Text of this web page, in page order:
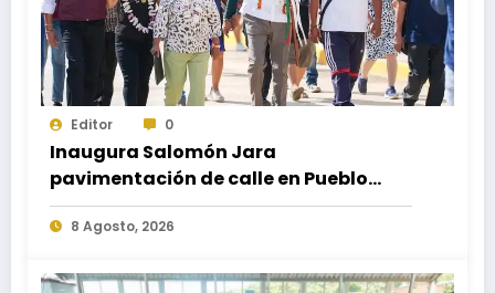
Editor 0
Inaugura Salomón Jara
pavimentación de calle en Pueblo
Nuevo; fortalece movilidad y
conectividad
8 Agosto, 2026